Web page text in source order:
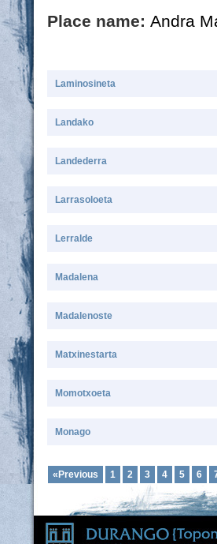
Place name: Andra
Laminosineta
Landako
Landederra
Larrasoloeta
Lerralde
Madalena
Madalenoste
Matxinestarta
Momotxoeta
Monago
«Previous 1 2 3 4 5 6